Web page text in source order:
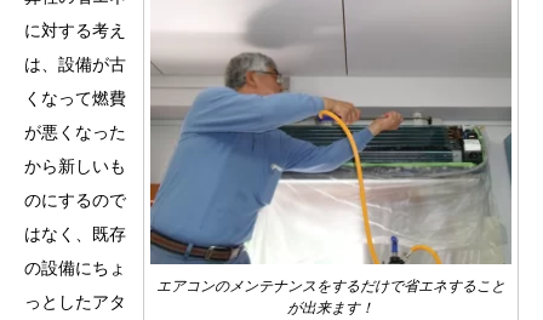
エアコンのメンテナンスをするだけで省エネすること
が出来ます！
に対する考え
は、設備が古
くなって燃費
が悪くなった
から新しいも
のにするので
はなく、既存
の設備にちょ
っとしたアタ